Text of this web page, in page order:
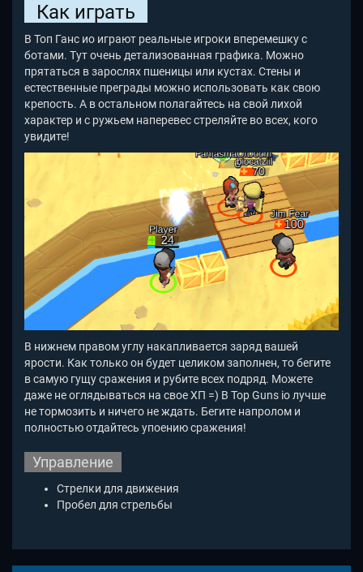
Как играть
В Топ Ганс ио играют реальные игроки вперемешку с
ботами. Тут очень детализованная графика. Можно
прятаться в зарослях пшеницы или кустах. Стены и
естественные преграды можно использовать как свою
крепость. А в остальном полагайтесь на свой лихой
характер и с ружьем наперевес стреляйте во всех, кого
увидите!
В нижнем правом углу накапливается заряд вашей
ярости. Как только он будет целиком заполнен, то бегите
в самую гущу сражения и рубите всех подряд. Можете
даже не оглядываться на свое ХП =) В Top Guns io лучше
не тормозить и ничего не ждать. Бегите напролом и
полностью отдайтесь упоению сражения!
Управление
Стрелки для движения
Пробел для стрельбы